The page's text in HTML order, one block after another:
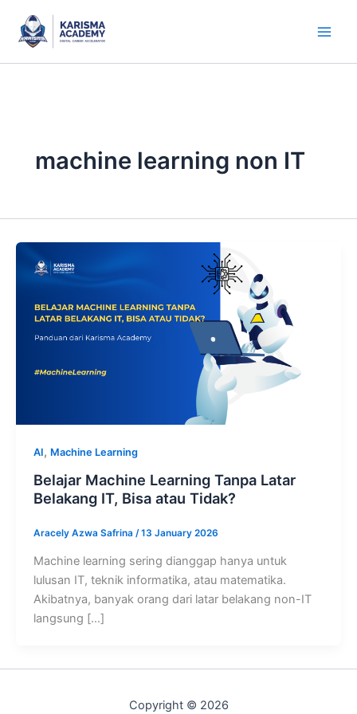
content
machine learning non IT
AI, Machine Learning
Belajar Machine Learning Tanpa Latar
Belakang IT, Bisa atau Tidak?
Aracely Azwa Safrina /13 January 2026
Machine learning sering dianggap hanya untuk
lulusan IT, teknik informatika, atau matematika.
Akibatnya, banyak orang dari latar belakang non-IT
langsung […]
Copyright © 2026